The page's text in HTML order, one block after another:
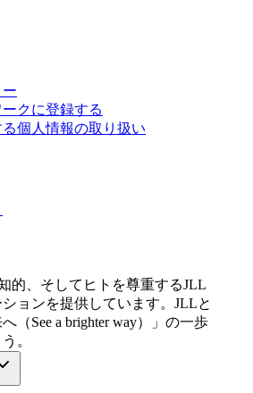
クに登録する
個人情報の取り扱い
的、そしてヒトを尊重するJLL
ョンを提供しています。JLLと
（See a brighter way）」の一歩
。